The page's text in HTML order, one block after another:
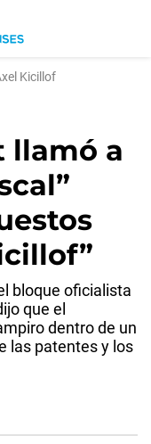
Kicillof
llamó a
bloque oficialista
que el
dentro de un
las patentes y los